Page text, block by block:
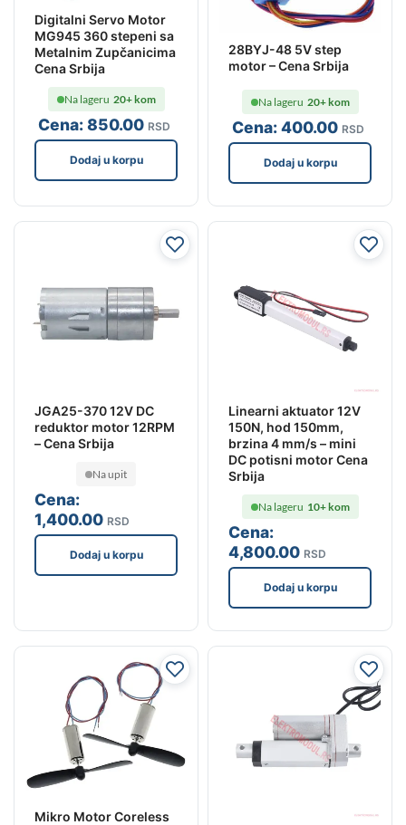
Digitalni Servo Motor
MG945 360 stepeni sa
Metalnim Zupčanicima
Cena Srbija
Cena:850.00 RSD
Na lageru 20+ kom
Dodaj u korpu
28BYJ-48 5V step
motor – Cena Srbija
Cena:400.00 RSD
Na lageru 20+ kom
Dodaj u korpu
JGA25-370 12V DC
reduktor motor 12RPM
– Cena Srbija
Cena:
1,400.00 RSD
Na upit
Dodaj u korpu
Linearni aktuator 12V
150N, hod 150mm,
brzina 4 mm/s – mini
DC potisni motor Cena
Srbija
Cena:
4,800.00 RSD
Na lageru 10+ kom
Dodaj u korpu
Mikro Motor Coreless